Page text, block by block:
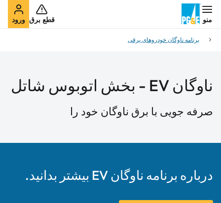
منو قطع برق ورود
برنامه ناوگان خودروهای برقی
ناوگان EV - بخش اتوبوس شاتل
صرفه جویی با برق ناوگان خود را
درباره برنامه ناوگان EV بیشتر بدانید.